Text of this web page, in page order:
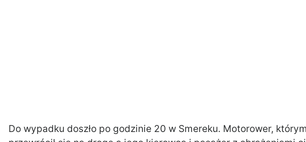
Do wypadku doszło po godzinie 20 w Smereku. Motorower,